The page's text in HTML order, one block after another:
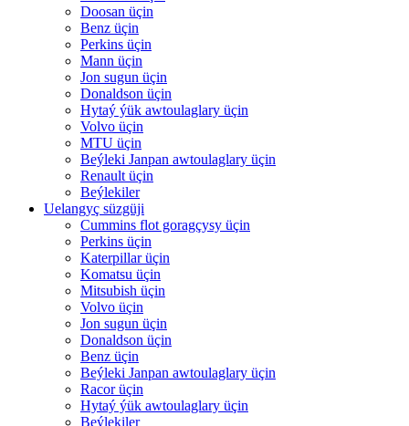
Doosan üçin
Benz üçin
Perkins üçin
Mann üçin
Jon sugun üçin
Donaldson üçin
Hytaý ýük awtoulaglary üçin
Volvo üçin
MTU üçin
Beýleki Janpan awtoulaglary üçin
Renault üçin
Beýlekiler
Uelangyç süzgüji
Cummins flot goragçysy üçin
Perkins üçin
Katerpillar üçin
Komatsu üçin
Mitsubish üçin
Volvo üçin
Jon sugun üçin
Donaldson üçin
Benz üçin
Beýleki Janpan awtoulaglary üçin
Racor üçin
Hytaý ýük awtoulaglary üçin
Beýlekiler